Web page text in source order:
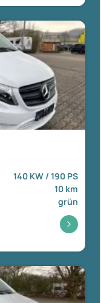
140 KW / 190 PS
10 km
grün